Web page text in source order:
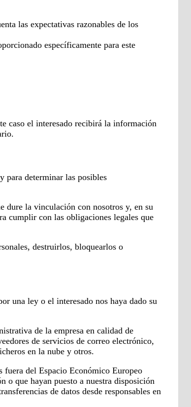
las expectativas razonables de los
específicamente para este
caso el interesado recibirá la información
para determinar las posibles
dure la vinculación con nosotros y, en su
cumplir con las obligaciones legales que
destruirlos, bloquearlos o
una ley o el interesado nos haya dado su
de la empresa en calidad de
de servicios de correo electrónico,
en la nube y otros.
fuera del Espacio Económico Europeo
o que hayan puesto a nuestra disposición
de datos desde responsables en